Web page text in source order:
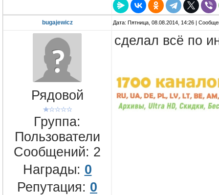
bugajewicz Дата: Пятница, 08.08.2014, 14:26 |
Рядовой
Группа:
Пользователи
Сообщений: 2
Награды: 0
Репутация: 0
сделал всё по